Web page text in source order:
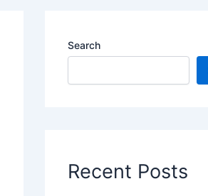
Search
Recent Posts